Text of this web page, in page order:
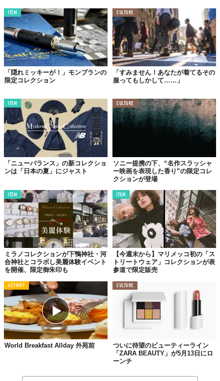
上のウェアは、この秋冬デビューした日本限定の「2019
FALL/WINTER LIMITED COLLECTION」の一部。パフォーマンス
ウェアとしての素材使いやデザインにくわえて、より高いファッ
ション性を打ち出していることがわかる。
アウトドアラバーに愛されてきた同ブランドだが、デイリーなカ
ジュアルウェアとして日常に取り入れる人も増えそうだ。
Top image: ©ホグロフス
TABI LABO
この世界は、もっと広いはずだ。
ITEM
「隠れミッキーが！」モンブランの
限定コレクション
CULTURE
「すみません！あなたが着てるその
服ってもしかして……」
ITEM
「ニューバランス」の新コレクショ
ンは「日本の夏」にジャスト
CULTURE
ソニー提携の下、“名作スラッシャ
ー映画を表現した香り”の限定コレ
クションが登場
ITEM
ミラノコレクションが下鴨神社・河
合神社とコラボし美麗体験イベント
を開催、限定御朱印も
ITEM
【今週末から】マリメッコ初の「ス
トリートウェア」コレクションが表
参道で限定販売
ACTIVITY
World Breakfast Allday 外苑前
CULTURE
ついに待望のビューティーライン
「ZARA BEAUTY」が5月13日にロ
ーンチ